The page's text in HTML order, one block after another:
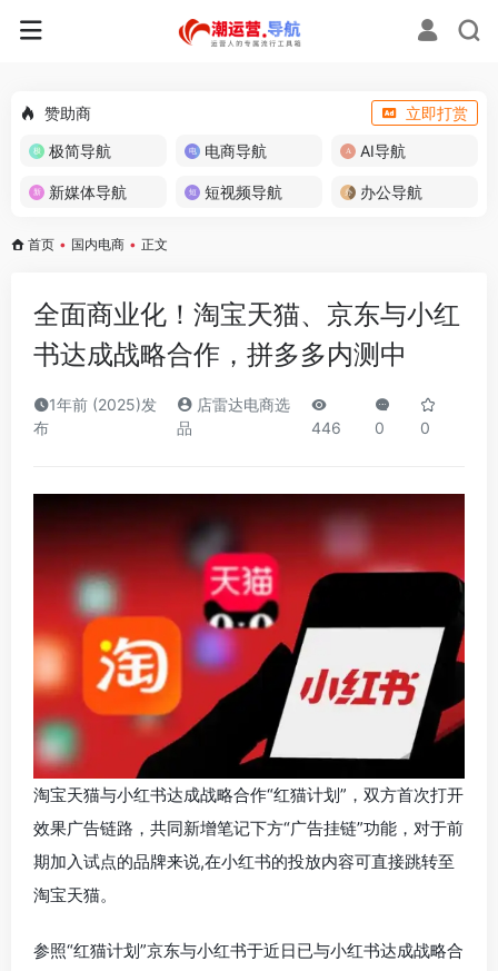
赞助商
立即打赏
极简导航
电商导航 AI导航
新媒体导航 短视频导航 办公导航
首页 • 国内电商 • 正文
全面商业化！淘宝天猫、京东与小红
书达成战略合作，拼多多内测中
1年前 (2025)发
布
店雷达电商选
品
446 0 0
淘宝天猫与小红书达成战略合作“红猫计划”，双方首次打开
效果广告链路，共同新增笔记下方“广告挂链”功能，对于前
期加入试点的品牌来说,在小红书的投放内容可直接跳转至
淘宝天猫。
参照“红猫计划”京东与小红书于近日已与小红书达成战略合